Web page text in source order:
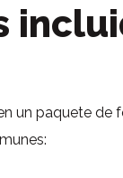
un paquete